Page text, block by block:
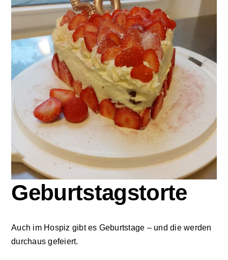
Zu Gast im Hospiz
Ambulanter Hospizberatungsdienst
Trauerarbeit
Engagement
Veranstaltungen
Hospiz am Deich
Geburtstagstorte
Auch im Hospiz gibt es Geburtstage – und die werden
durchaus gefeiert.